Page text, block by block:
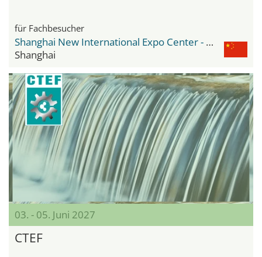
für Fachbesucher
Shanghai New International Expo Center - SNIEC
Shanghai
03. - 05. Juni 2027
CTEF